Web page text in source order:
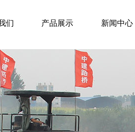
们 产品展示 新闻中心